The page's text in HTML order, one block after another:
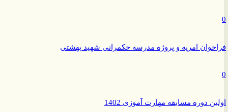
امریه و پروژه مدرسه حکمرانی شهید بهشتی
دوره مسابقه مهارت آموزی 1402